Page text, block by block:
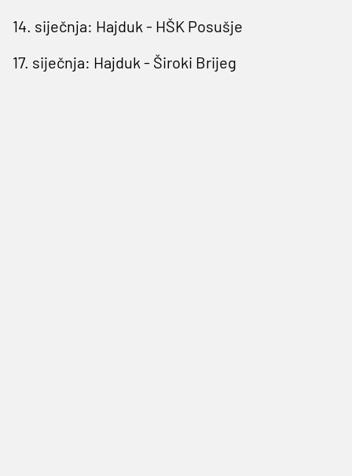
14. siječnja: Hajduk - HŠK Posušje
17. siječnja: Hajduk - Široki Brijeg